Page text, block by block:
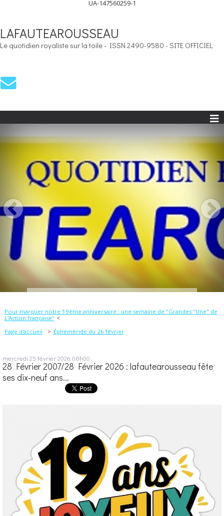
UA-147560259-1
LAFAUTEAROUSSEAU
Le quotidien royaliste sur la toile - ISSN 2490-9580 - SITE OFFICIEL
Pour marquer notre 19ème anniversaire : une semaine de "Grandes "Une" de
L'Action française"
Page d'accueil
Éphéméride du 26 février
mercredi 25 février 2026 08h00
28 Février 2007/28 Février 2026 : lafautearousseau fête
ses dix-neuf ans...